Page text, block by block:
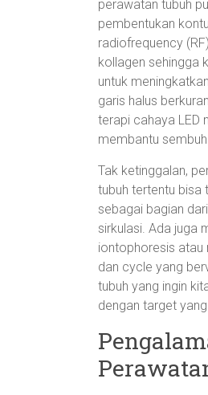
perawatan tubuh
pembentukan
radiofrequency
kollagen sehingga
untuk
garis halus
terapi cahaya LED
membantu
Tak ketinggalan,
tubuh tertentu bisa
sebagai bagian
sirkulasi. Ada juga
iontophoresis atau
dan cycle yang
tubuh yang ingin
dengan target